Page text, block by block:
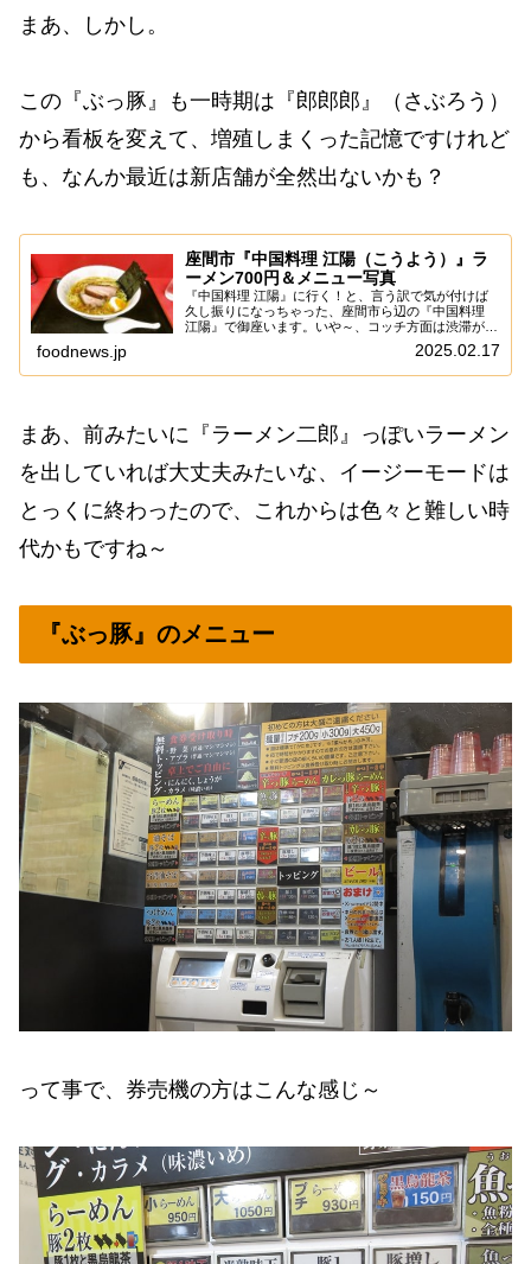
まあ、しかし。
この『ぶっ豚』も一時期は『郎郎郎』（さぶろう）
から看板を変えて、増殖しまくった記憶ですけれど
も、なんか最近は新店舗が全然出ないかも？
座間市『中国料理 江陽（こうよう）』ラ
ーメン700円＆メニュー写真
『中国料理 江陽』に行く！と、言う訳で気が付けば
久し振りになっちゃった、座間市ら辺の『中国料理
江陽』で御座います。いや～、コッチ方面は渋滞が面
倒なので、わりと足が鈍るんですよね～まあ、鬼頑張
れば自転車でも行けるし、バイクで行けば渋滞もそ
こ...
foodnews.jp 2025.02.17
まあ、前みたいに『ラーメン二郎』っぽいラーメン
を出していれば大丈夫みたいな、イージーモードは
とっくに終わったので、これからは色々と難しい時
代かもですね～
『ぶっ豚』のメニュー
って事で、券売機の方はこんな感じ～